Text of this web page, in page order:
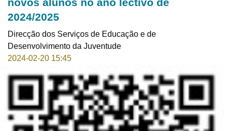
2024/2025
Direcção dos Serviços de Educação e de
Desenvolvimento da Juventude
2024-02-20 15:45